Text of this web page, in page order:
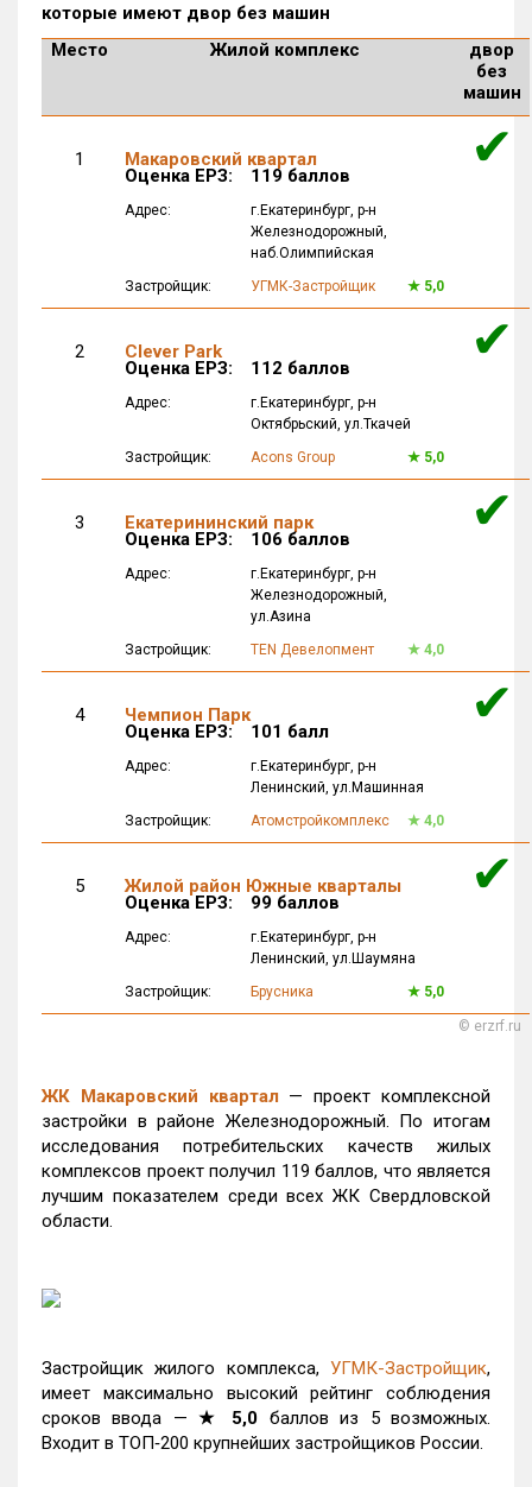
которые имеют двор без машин
Место
Жилой комплекс
двор
без
машин
1 Макаровский квартал ✔
Оценка ЕРЗ: 119 баллов
Адрес: г.Екатеринбург , р-н
Железнодорожный,
наб.Олимпийская
Застройщик:
УГМК-Застройщик ★ 5,0
2 Clever Park ✔
Оценка ЕРЗ: 112 баллов
Адрес: г.Екатеринбург , р-н
Октябрьский,ул.Ткачей
Застройщик:
Acons Group ★ 5,0
3 Екатерининский парк ✔
Оценка ЕРЗ: 106 баллов
Адрес: г.Екатеринбург , р-н
Железнодорожный,
ул.Азина
Застройщик:
TEN Девелопмент ★ 4,0
4 Чемпион Парк ✔
Оценка ЕРЗ: 101 балл
Адрес: г.Екатеринбург , р-н
Ленинский,ул.Машинная
Застройщик:
Атомстройкомплекс ★ 4,0
5 Жилой район Южные кварталы ✔
Оценка ЕРЗ: 99 баллов
Адрес: г.Екатеринбург , р-н
Ленинский,ул.Шаумяна
Застройщик:
Брусника ★ 5,0
© erzrf.ru
ЖК Макаровский квартал— проект комплексной
застройки в районе Железнодорожный. По итогам
исследования потребительских качеств жилых
комплексов проект получил 119 баллов, что является
лучшим показателем среди всех ЖК Свердловской
области.
Застройщик жилого комплекса, УГМК-Застройщик,
имеет максимально высокий рейтинг соблюдения
сроков ввода —★ 5,0 баллов из 5 возможных.
Входит в ТОП‑200 крупнейших застройщиков России.